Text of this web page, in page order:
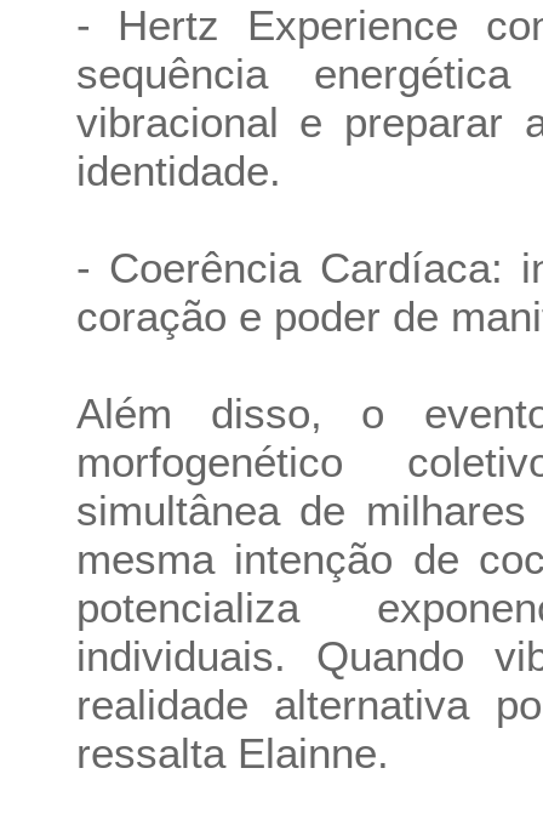
- Hertz Experience
sequência
vibracional e preparar
identidade.
- Coerência Cardíaca:
coração e poder de
Além disso, o
morfogenético
simultânea de
mesma intenção de
potencializa
individuais. Quando
realidade alternativa
ressalta Elainne.